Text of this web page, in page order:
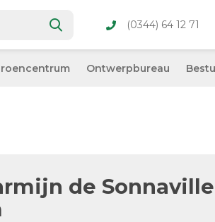
(0344) 64 12 71
Ontwerpbureau
de